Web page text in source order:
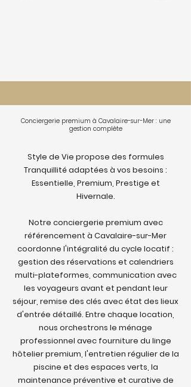
Conciergerie premium à Cavalaire-sur-Mer : une
gestion complète
Style de Vie propose des formules
Tranquillité adaptées à vos besoins :
Essentielle, Premium, Prestige et
Hivernale.
Notre conciergerie premium avec
référencement à Cavalaire-sur-Mer
coordonne l'intégralité du cycle locatif :
gestion des réservations et calendriers
multi-plateformes, communication avec
les voyageurs avant et pendant leur
séjour, remise des clés avec état des lieux
d'entrée détaillé. Entre chaque location,
nous orchestrons le ménage
professionnel avec fourniture du linge
hôtelier premium, l'entretien régulier de la
piscine et des espaces verts, la
maintenance préventive et curative de